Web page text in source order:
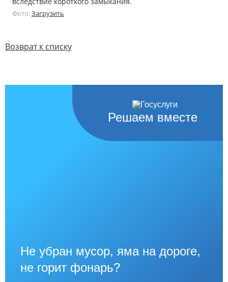
Фото:Загрузить
Возврат к списку
Решаем вместе
Не убран мусор, яма на дороге,
не горит фонарь?